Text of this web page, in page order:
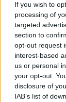
If you wish to
processing of
targeted
section to
opt-out request
interest-based
us or personal
your opt-out.
disclosure of
IAB’s list of